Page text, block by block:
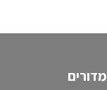
מדורים